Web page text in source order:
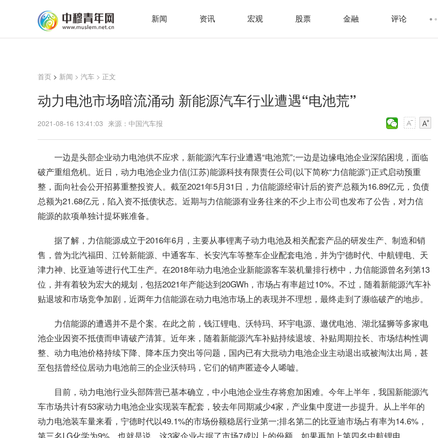
新闻 资讯 宏观 股票 金融 评论
首页 > 新闻 > 汽车 > 正文
动力电池市场暗流涌动 新能源汽车行业遭遇“电池荒”
2021-08-16 13:41:03 来源：中国汽车报
一边是头部企业动力电池供不应求，新能源汽车行业遭遇“电池荒”;一边是边缘电池企业深陷困境，面临
破产重组危机。近日，动力电池企业力信(江苏)能源科技有限责任公司(以下简称“力信能源”)正式启动预重
整，面向社会公开招募重整投资人。截至2021年5月31日，力信能源经审计后的资产总额为16.89亿元，负债
总额为21.68亿元，陷入资不抵债状态。近期与力信能源有业务往来的不少上市公司也发布了公告，对力信
能源的款项单独计提坏账准备。
据了解，力信能源成立于2016年6月，主要从事锂离子动力电池及相关配套产品的研发生产、制造和销
售，曾为北汽福田、江铃新能源、中通客车、长安汽车等整车企业配套电池，并为宁德时代、中航锂电、天
津力神、比亚迪等进行代工生产。在2018年动力电池企业新能源客车装机量排行榜中，力信能源曾名列第13
位，并有着较为宏大的规划，包括2021年产能达到20GWh，市场占有率超过10%。不过，随着新能源汽车补
贴退坡和市场竞争加剧，近两年力信能源在动力电池市场上的表现并不理想，最终走到了濒临破产的地步。
力信能源的遭遇并不是个案。在此之前，钱江锂电、沃特玛、环宇电源、遨优电池、湖北猛狮等多家电
池企业因资不抵债而申请破产清算。近年来，随着新能源汽车补贴持续退坡、补贴周期拉长、市场结构性调
整、动力电池价格持续下降、降本压力突出等问题，国内已有大批动力电池企业主动退出或被淘汰出局，甚
至包括曾经位居动力电池前三的企业沃特玛，它们的销声匿迹令人唏嘘。
目前，动力电池行业头部阵营已基本确立，中小电池企业生存将愈加困难。今年上半年，我国新能源汽
车市场共计有53家动力电池企业实现装车配套，较去年同期减少4家，产业集中度进一步提升。从上半年的
动力电池装车量来看，宁德时代以49.1%的市场份额稳居行业第一;排名第二的比亚迪市场占有率为14.6%，
第三名LG化学为9%。也就是说，这3家企业占据了市场7成以上的份额。如果再加上第四名中航锂电